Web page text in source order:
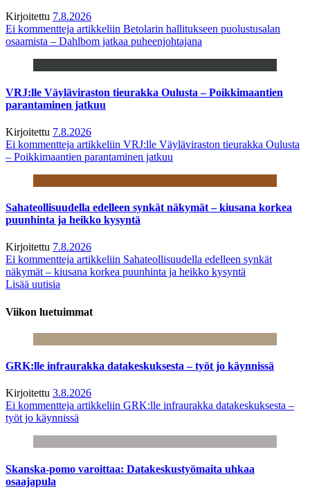
Kirjoitettu 7.8.2026
Ei kommentteja artikkeliin Betolarin hallitukseen puolustusalan
osaamista – Dahlbom jatkaa puheenjohtajana
VRJ:lle Väyläviraston tieurakka Oulusta – Poikkimaantien
parantaminen jatkuu
Kirjoitettu 7.8.2026
Ei kommentteja artikkeliin VRJ:lle Väyläviraston tieurakka Oulusta
– Poikkimaantien parantaminen jatkuu
Sahateollisuudella edelleen synkät näkymät – kiusana korkea
puunhinta ja heikko kysyntä
Kirjoitettu 7.8.2026
Ei kommentteja artikkeliin Sahateollisuudella edelleen synkät
näkymät – kiusana korkea puunhinta ja heikko kysyntä
Lisää uutisia
Viikon luetuimmat
GRK:lle infraurakka datakeskuksesta – työt jo käynnissä
Kirjoitettu 3.8.2026
Ei kommentteja artikkeliin GRK:lle infraurakka datakeskuksesta –
työt jo käynnissä
Skanska-pomo varoittaa: Datakeskustyömaita uhkaa
osaajapula